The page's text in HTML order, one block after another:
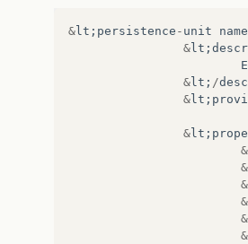
& lt ; persistence - unit name
& lt ;
& lt ; /
& lt ;
& lt ;
&
&
&
&
&
&